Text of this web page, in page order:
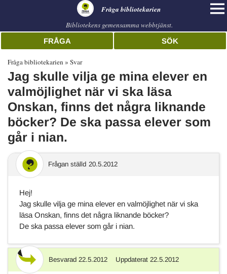
Fråga bibliotekarien
Bibliotekens gemensamma webbtjänst.
FRÅGA SÖK
Fråga bibliotekarien Svar
Jag skulle vilja ge mina elever en
valmöjlighet när vi ska läsa
Onskan, finns det några liknande
böcker? De ska passa elever som
går i nian.
Frågan ställd 20.5.2012
Hej!
Jag skulle vilja ge mina elever en valmöjlighet när vi ska
läsa Onskan, finns det några liknande böcker?
De ska passa elever som går i nian.
Svar Besvarad 22.5.2012 Uppdaterat 22.5.2012